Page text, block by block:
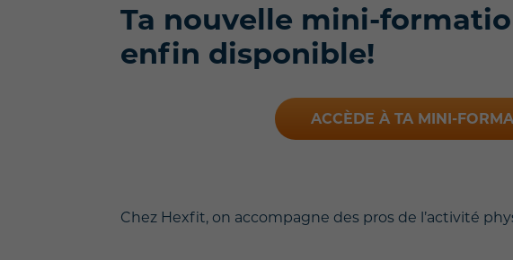
Ta nouvelle mini-
enfin disponible!
ACCÈDE À TA MINI-
Chez Hexfit, on accompagne des pros de l’activité